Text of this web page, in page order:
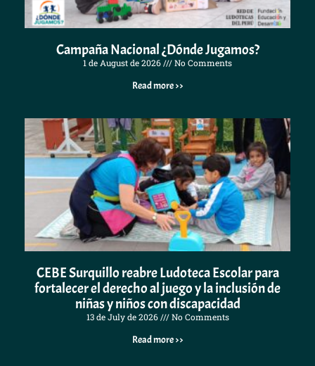
Campaña Nacional ¿Dónde Jugamos?
1 de August de 2026 No Comments
Read more >>
CEBE Surquillo reabre Ludoteca Escolar para
fortalecer el derecho al juego y la inclusión de
niñas y niños con discapacidad
13 de July de 2026 No Comments
Read more >>